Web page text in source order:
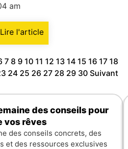
am
Lire l'article
7 8 9 10 11 12 13 14 15 16 17 18
24 25 26 27 28 29 30 Suivant
des conseils pour
vos rêves
des conseils concrets, des
et des ressources exclusives